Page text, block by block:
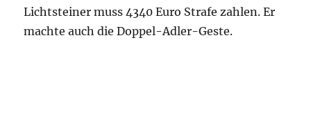
Lichtsteiner muss 4340 Euro Strafe zahlen. Er
machte auch die Doppel-Adler-Geste.